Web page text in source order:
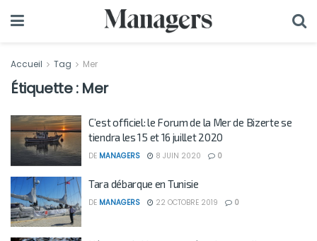
Accueil Tag Mer
Étiquette : Mer
C’est officiel: le Forum de la Mer de Bizerte se
tiendra les 15 et 16 juillet 2020
DE MANAGERS 8 JUIN 2020 0
Tara débarque en Tunisie
DE MANAGERS 22 OCTOBRE 2019 0